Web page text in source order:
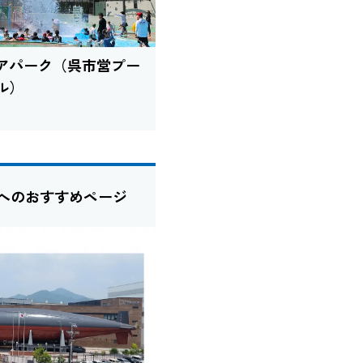
パーク（呉市営プー
のおすすめページ